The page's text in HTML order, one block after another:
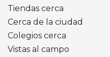
Tiendas cerca
Cerca de la ciudad
Colegios cerca
Vistas al campo